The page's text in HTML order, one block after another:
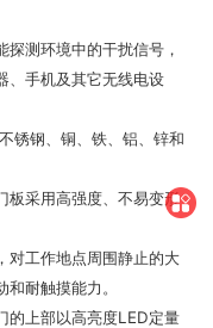
测环境中的干扰信号，
、手机及其它无线电设
锈钢、铜、铁、铝、锌和
板采用高强度、不易变形
对工作地点周围静止的大
耐触摸能力。
的上部以高亮度LED定量